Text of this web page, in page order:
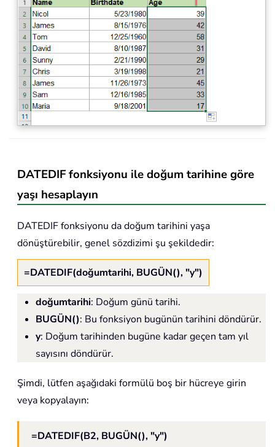
DATEDIF fonksiyonu ile doğum tarihine göre
yaşı hesaplayın
DATEDIF fonksiyonu da doğum tarihini yaşa
dönüştürebilir, genel sözdizimi şu şekildedir:
=DATEDIF(doğumtarihi, BUGÜN(), "y")
doğumtarihi: Doğum günü tarihi.
BUGÜN(): Bu fonksiyon bugünün tarihini döndürür.
y: Doğum tarihinden bugüne kadar geçen tam yıl
sayısını döndürür.
Şimdi, lütfen aşağıdaki formülü boş bir hücreye girin
veya kopyalayın:
=DATEDIF(B2, BUGÜN(), "y")